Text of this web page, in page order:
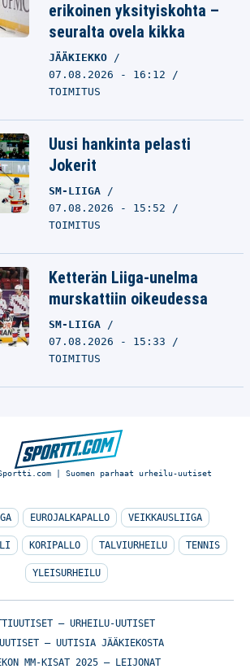
erikoinen yksityiskohta –
seuralta ovela kikka
JÄÄKIEKKO
07.08.2026 - 16:12
TOIMITUS
Uusi hankinta pelasti
Jokerit
SM-LIIGA
07.08.2026 - 15:52
TOIMITUS
Ketterän Liiga-unelma
murskattiin oikeudessa
SM-LIIGA
07.08.2026 - 15:33
TOIMITUS
| Suomen parhaat urheilu-uutiset
EUROJALKAPALLO VEIKKAUSLIIGA
KORIPALLO TALVIURHEILU TENNIS
YLEISURHEILU
– URHEILU-UUTISET
– UUTISIA JÄÄKIEKOSTA
MM-KISAT 2025 – LEIJONAT